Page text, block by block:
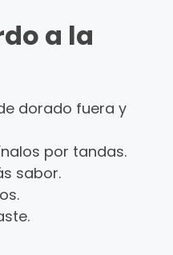
a la
dorado fuera y
por tandas.
sabor.